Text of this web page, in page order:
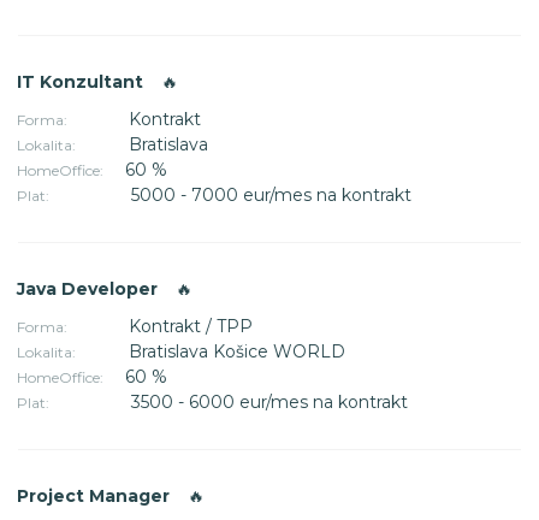
IT Konzultant 🔥
Forma: Kontrakt
Lokalita: Bratislava
HomeOffice: 60 %
Plat: 5000 - 7000 eur/mes na kontrakt
Java Developer 🔥
Forma: Kontrakt / TPP
Lokalita: Bratislava Košice WORLD
HomeOffice: 60 %
Plat: 3500 - 6000 eur/mes na kontrakt
Project Manager 🔥